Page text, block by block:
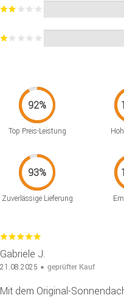
Top Preis-Leistung
Zuverlässige Lieferung
Gabriele J.
21.08.2025 geprüfter Kauf
Mit dem Original-